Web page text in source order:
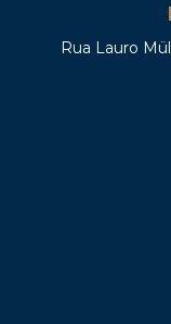
Rua Lauro